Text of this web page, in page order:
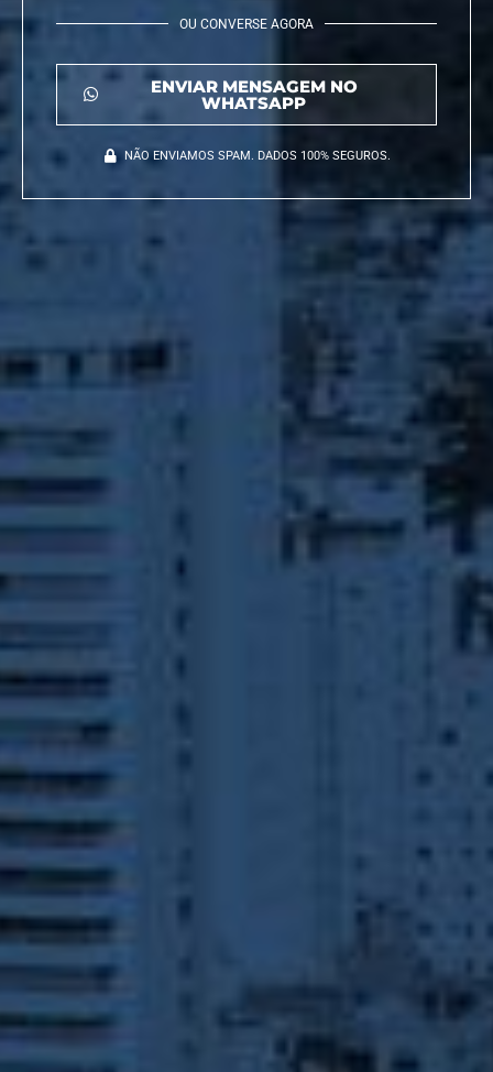
OU CONVERSE AGORA
ENVIAR MENSAGEM NO
WHATSAPP
NÃO ENVIAMOS SPAM. DADOS 100% SEGUROS.